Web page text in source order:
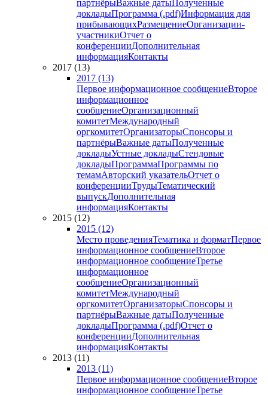
партнёрыВажные датыПолученные
докладыПрограмма (.pdf)Информация для
прибывающихРазмещениеОрганизации-
участникиОтчет о
конференцииДополнительная
информацияКонтакты
2017 (13)
2017 (13)
Первое информационное сообщениеВторое
информационное
сообщениеОрганизационный
комитетМеждународный
оргкомитетОрганизаторыСпонсоры и
партнёрыВажные датыПолученные
докладыУстные докладыСтендовые
докладыПрограммаПрограммы по
темамАвторский указательОтчет о
конференцииТрудыТематический
выпускДополнительная
информацияКонтакты
2015 (12)
2015 (12)
Место проведенияТематика и форматПервое
информационное сообщениеВторое
информационное сообщениеТретье
информационное
сообщениеОрганизационный
комитетМеждународный
оргкомитетОрганизаторыСпонсоры и
партнёрыВажные датыПолученные
докладыПрограмма (.pdf)Отчет о
конференцииДополнительная
информацияКонтакты
2013 (11)
2013 (11)
Первое информационное сообщениеВторое
информационное сообщениеТретье